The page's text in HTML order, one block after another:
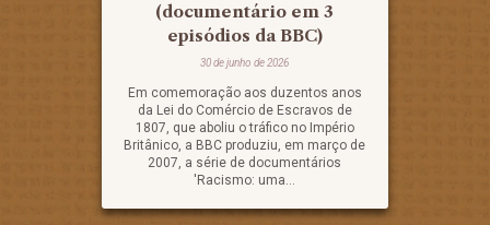
(documentário em 3
episódios da BBC)
30 de junho de 2026
Em comemoração aos duzentos anos
da Lei do Comércio de Escravos de
1807, que aboliu o tráfico no Império
Britânico, a BBC produziu, em março de
2007, a série de documentários
'Racismo: uma...